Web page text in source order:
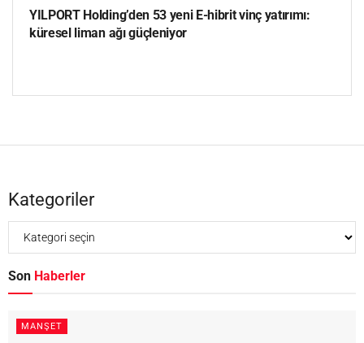
YILPORT Holding’den 53 yeni E-hibrit vinç yatırımı:
küresel liman ağı güçleniyor
Kategoriler
Son Haberler
MANŞET